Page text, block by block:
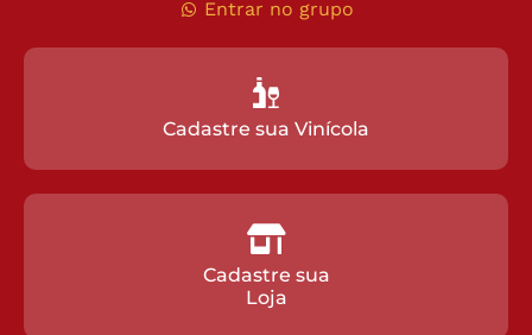
Entrar no grupo
Cadastre sua Vinícola
Cadastre sua
Loja